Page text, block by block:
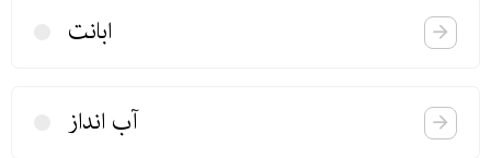
ابانت
آب انداز